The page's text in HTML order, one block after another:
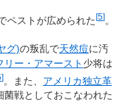
ペストが広められた [5] 。
グ)の叛乱で天然痘に汚
リー・アマースト 少将は
]。また、 アメリカ独立革
戦としておこなわれた